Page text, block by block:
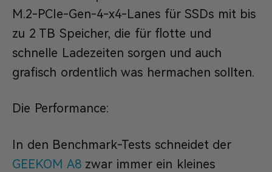
M.2-PCIe-Gen-4-x4-Lanes für SSDs mit bis
zu 2 TB Speicher, die für flotte und
schnelle Ladezeiten sorgen und auch
grafisch ordentlich was hermachen sollten.
Die Performance:
In den Benchmark-Tests schneidet der
GEEKOM A8zwar immer ein kleines